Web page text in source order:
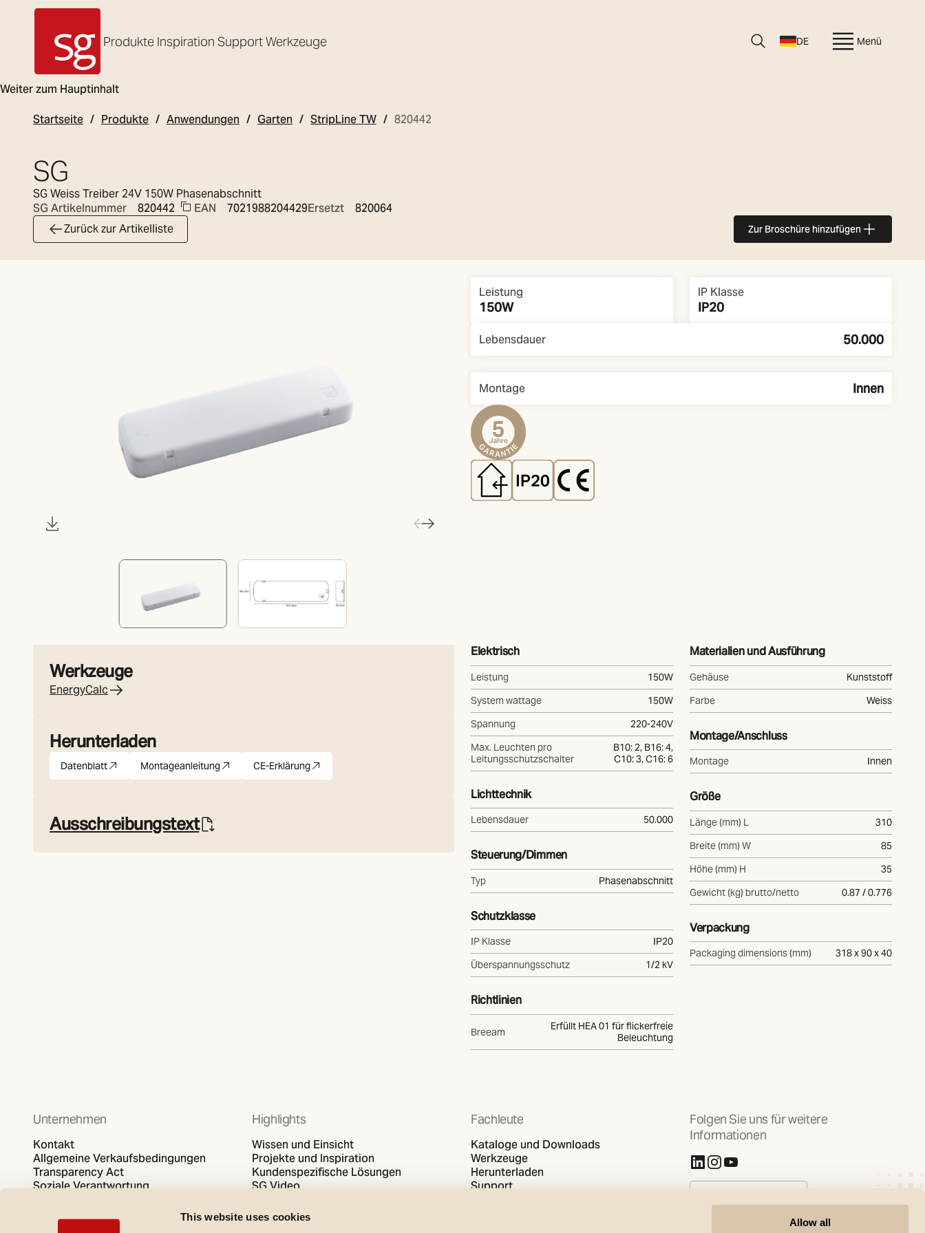
This website uses cookies
Allow all
Weiter zum Hauptinhalt
SG Armaturen
Produkte Inspiration SupportWerkzeuge DE Menü
Startseite Produkte Anwendungen Garten StripLine TW 820442
SG
SG Weiss Treiber 24V 150W Phasenabschnitt
SG Artikelnummer
820442 EAN 7021988204429Ersetzt
820064
Zurück zur Artikelliste
Zur Broschüre hinzufügen
Overview
Leistung
150W
IP Klasse
IP20
Lebensdauer 50.000
Montage Innen
Werkzeuge
EnergyCalc
Herunterladen
Datenblatt
pdf
(Öffnet in neuer Registerkarte)
Montageanleitung
pdf
(Öffnet in neuer Registerkarte)
CE-Erklärung
pdf
(Öffnet in neuer Registerkarte)
Ausschreibungstext
Elektrisch
Leistung
150W
System wattage
150W
Spannung
220-240V
Max. Leuchten pro
Leitungsschutzschalter
B10: 2, B16: 4,
C10: 3, C16: 6
Lichttechnik
Lebensdauer 50.000
Steuerung/Dimmen
Typ Phasenabschnitt
Schutzklasse
IP Klasse
IP20
Überspannungsschutz
1/2 kV
Richtlinien
Breeam
Erfüllt HEA 01 für flickerfreie
Beleuchtung
Materialien und Ausführung
Gehäuse
Kunststoff
Farbe
Weiss
Montage/Anschluss
Montage Innen
Größe
Länge (mm) L
310
Breite (mm) W
85
Höhe (mm) H
35
Gewicht (kg) brutto/netto
0.87 / 0.776
Verpackung
Packaging dimensions (mm) 318 x 90 x 40
Unternehmen
Kontakt
Allgemeine Verkaufsbedingungen
Transparency Act
Soziale Verantwortung
Highlights
Wissen und Einsicht
Projekte und Inspiration
Kundenspezifische Lösungen
SG Video
Fachleute
Kataloge und Downloads
Werkzeuge
Herunterladen
Support
Folgen Sie uns für weitere
Informationen
(Öffnet in neuer Registerkarte)
(Öffnet in neuer Registerkarte)
(Öffnet in neuer Registerkarte)